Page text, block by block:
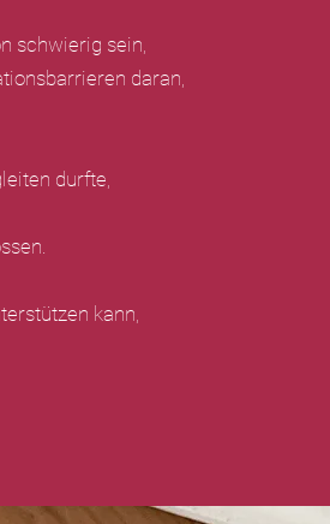
schwierig sein,
daran,
durfte,
kann,